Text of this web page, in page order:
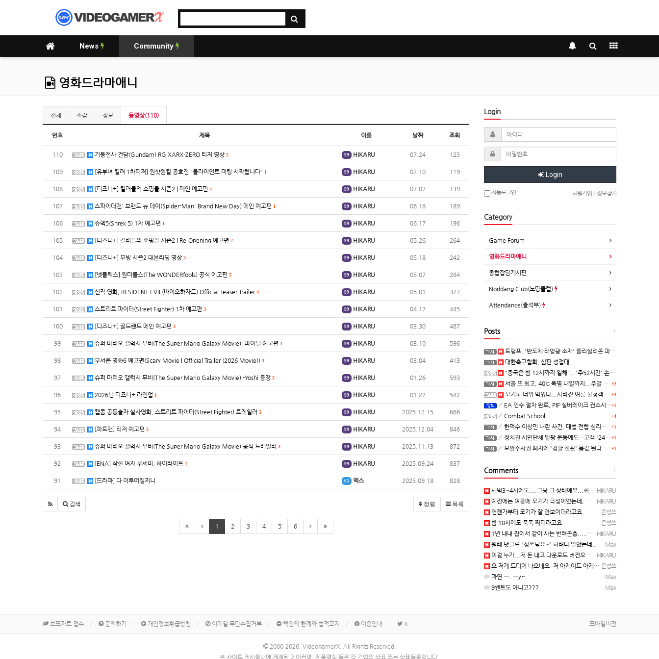
News Community
영화드라마애니
전체 소감 정보 동영상(110)
번호 제목 이름 날짜 조회
110 기동전사 건담(Gundam) RG XARX-ZERO 티저 영상 2 99 HIKARU 07.24 125
109 [유부녀 킬러 1차티저] 원샷원킬 공효진 "클라이언트 미팅 시작합니다" 1 99 HIKARU 07.10 119
108 [디즈니+] 킬러들의 쇼핑몰 시즌2 | 메인 예고편 4 99 HIKARU 07.07 139
107 스파이더맨: 브랜드 뉴 데이(Spider-Man: Brand New Day) 메인 예고편 1 99 HIKARU 06.18 189
106 슈렉5(Shrek 5) 1차 예고편 1 99 HIKARU 06.17 196
105 [디즈니+] 킬러들의 쇼핑몰 시즌2 | Re-Opening 예고편 2 99 HIKARU 05.26 264
104 [디즈니+] 무빙 시즌2 대본리딩 영상 3 99 HIKARU 05.18 242
103 [넷플릭스] 원더풀스(The WONDERfools) 공식 예고편 5 99 HIKARU 05.07 284
102 신작 영화, RESIDENT EVIL(바이오하자드) Official Teaser Trailer4 99 HIKARU 05.01 377
101 스트리트 파이터(Street Fighter) 1차 예고편 3 99 HIKARU 04.17 445
100 [디즈니+] 골드랜드 메인 예고편 3 99 HIKARU 03.30 487
99 슈퍼 마리오 갤럭시 무비(The Super Mario Galaxy Movie) -파이널 예고편 1 99 HIKARU 03.10 596
98 무서운 영화6 예고편(Scary Movie | Official Trailer (2026 Movie)) 3 99 HIKARU 03.04 413
97 슈퍼 마리오 갤럭시 무비(The Super Mario Galaxy Movie) -Yoshi 등장 3 99 HIKARU 01.26 593
96 2026년 디즈니+ 라인업 1 99 HIKARU 01.22 542
95 캡콤 공동출자 실사영화, 스트리트 파이터(Street Fighter) 트레일러 5 99 HIKARU 2025.12.15 666
94 [하트맨] 티저 예고편 3 99 HIKARU 2025.12.04 846
93 슈퍼 마리오 갤럭시 무비(The Super Mario Galaxy Movie) 공식 트레일러 3 99 HIKARU 2025.11.13 872
92 [ENA] 착한 여자 부세미, 하이라이트 1 99 HIKARU 2025.09.24 837
91 [드라마] 다 이루어질지니 65 엑스 2025.09.18 828
정렬 목록
검색
1 2 3 4 5 6
Login
Login
자동로그인 회원가입 정보찾기
Category
Game Forum
영화드라마애니
종합잡담게시판
Noddang Club(노땅클럽)
Attendance(출석부)
+
Posts
트럼프, '반도체·태양광 소재' 폴리실리콘 파생 제품에 15% 관세...한국 기업도 영향
대한축구협회, 심판 성접대
"중국은 밤 12시까지 일해"...'주52시간' 손볼까
+2
서울 또 최고, 40℃ 폭염 내일까지...주말 동쪽 비바람
+3
모기도 더위 먹었나...사라진 여름 불청객
+1
EA 인수 절차 완료, PIF·실버레이크 컨소시엄 산하 편입
+4
Combat School
+1
한덕수·이상민 내란 사건, 대법 전합 심리…"역사적 사법평가"(종합)
+1
정치권·시민단체 탈팡 운동에도…고객 '2470만명' 원상 회복, "고물가에 돌팡"
+1
보완수사권 폐지에 '경찰 전관' 몸값 뛴다…대형 로펌 영입전쟁
+
Comments
HIKARU
새벽3~4시에도....그냥 그 상태예요...최근 1주일은....
HIKARU
예전에는 여름에 모기가 극성이었는데, 여름에는 안나오는 것 같은.....ㅎ ㅎ)
은성쓰
언젠가부터 모기가 잘 안보이더라고요.
은성쓰
밤 10시에도 푹푹 찌더라고요.
HIKARU
1년 내내 집에서 같이 사는 반려곤충.....이죠...
Max
원래 댓글로 "성쓰님요~" 하려다 말았는데... 본인 등판 ㅡ..ㅡy~
HIKARU
이걸 누가...저 돈 내고 다운로드 버전으로 하냐... 성쓰님이 계셨다!!!...
은성쓰
오 저게 드디어 나오네요. 저 아케이드 아케이브즈 게임 많이 샀는데요 ㅎㅎㅎ
Max
과연 ㅡ..ㅡy~
Max
9쎈트도 아니고???
보도자료 접수 문의하기 개인정보취급방침 이메일 무단수집거부 책임의 한계와 법적고지 이용안내 X 모바일버전
2000-2026, VideogamerX. All Rights Reserved.
본 사이트 게시물내에 게재된 메이커명, 제품명칭 등은 각 기업의 상표 또는 상표등록입니다.